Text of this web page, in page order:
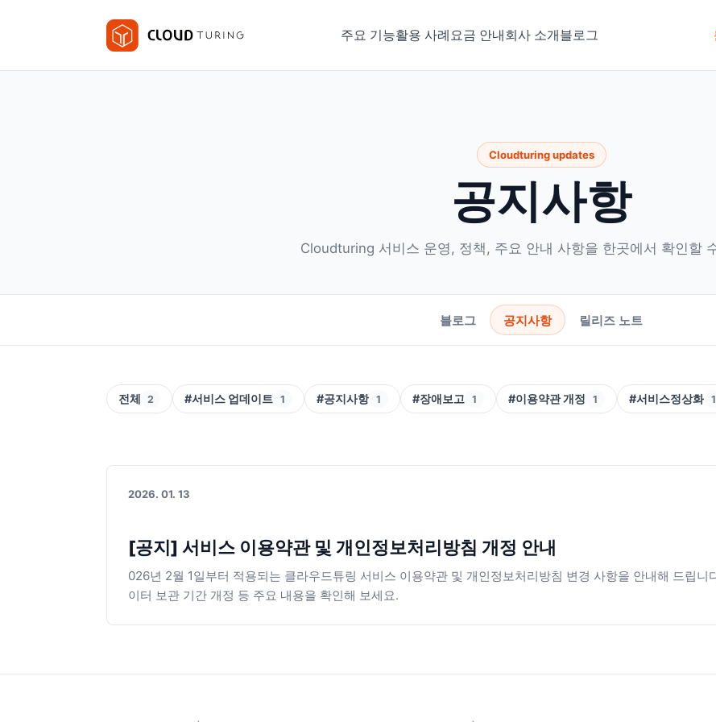
주요 기능활용 사례요금 안내회사 소개블로그
Cloudturing updates
공지사항
Cloudturing 서비스 운영, 정책, 주요 안내 사항을 한곳에서 확인할
블로그 공지사항 릴리즈 노트
전체 2 #서비스 업데이트 1 #공지사항 1 #장애보고 1 #이용약관 개정 1 #서비스정상화 1
2026. 01. 13
[공지] 서비스 이용약관 및 개인정보처리방침 개정 안내
026년 2월 1일부터 적용되는 클라우드튜링 서비스 이용약관 및 개인정보처리방침 변경 사항을 안내해 드립
이터 보관 기간 개정 등 주요 내용을 확인해 보세요.